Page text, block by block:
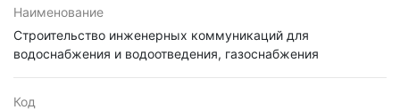
Наименование
Строительство инженерных коммуникаций для
водоснабжения и водоотведения, газоснабжения
Код